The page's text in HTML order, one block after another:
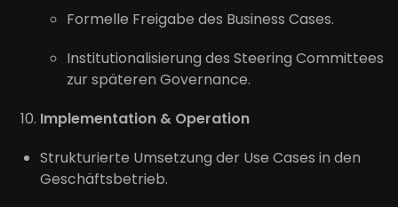
Formelle Freigabe des Business Cases.
Institutionalisierung des Steering Committees
zur späteren Governance.
Implementation & Operation
Strukturierte Umsetzung der Use Cases in den
Geschäftsbetrieb.